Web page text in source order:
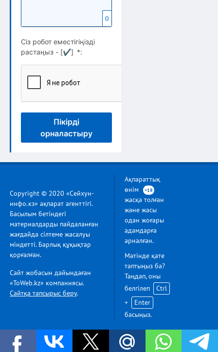
0
Сіз робот еместігіңізді
растаңыз - [✔] *:
Пікірді
орналастыру
Copyright © 2020 «Сейхун-
инфо.кз» ақпарат агенттігі.
Басылым бетіндегі
материалдарды пайдаланған
жағдайда сілтеме жасалуы
міндетті. Барлық құқықтар
қорғалған.
Сайт жобасын дайындаған
«ToWeb.kz» компаниясы.
Сайтқа тапсырыс беру.
Ақпараттық
өнім
+18
жасқа толған
және жасы
одан жоғары
адамдарға
арналған.
Мәтінде қате
таптыңыз ба?
Таңдап, оны
белгілеп
Ctrl
+
Enter
басыңыз.